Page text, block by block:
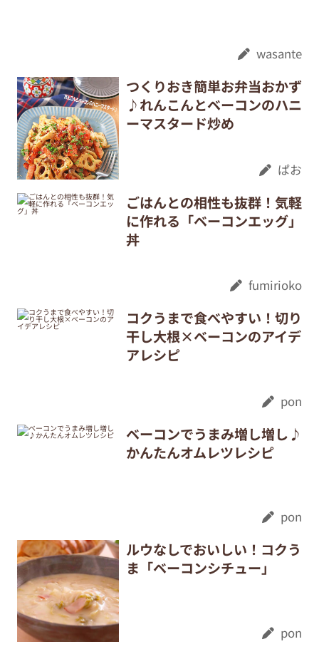
wasante
つくりおき簡単お弁当おかず
♪れんこんとベーコンのハニ
ーマスタード炒め
ぱお
ごはんとの相性も抜群！気軽
に作れる「ベーコンエッグ」
丼
fumirioko
コクうまで食べやすい！切り
干し大根×ベーコンのアイデ
アレシピ
pon
ベーコンでうまみ増し増し♪
かんたんオムレツレシピ
pon
ルウなしでおいしい！コクう
ま「ベーコンシチュー」
pon